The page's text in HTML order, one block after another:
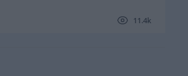
11.4k